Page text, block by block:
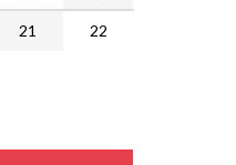
21
22